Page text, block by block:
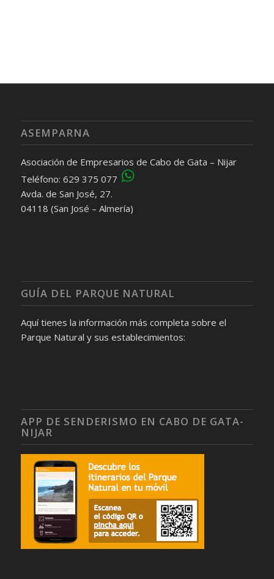
ASEMPARNA
Asociación de Empresarios de Cabo de Gata – Nijar
Teléfono: 629 375 077
Avda. de San José, 27.
04118 (San José – Almería)
GUÍA DEL PARQUE NATURAL
Aquí tienes la información más completa sobre el
Parque Natural y sus establecimientos:
APP DE SENDERISMO EN CABO DE GATA-
NIJAR